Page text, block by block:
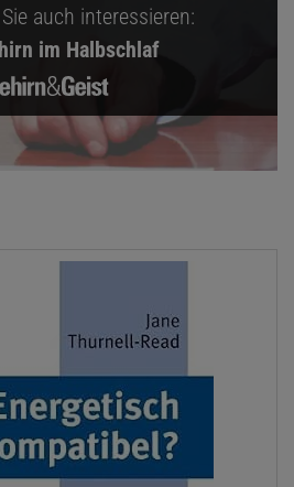
auch interessieren:
im Halbschlaf